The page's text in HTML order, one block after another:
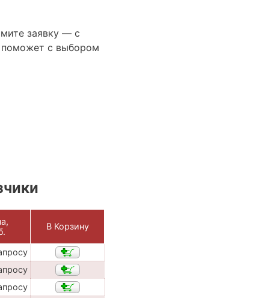
заявку — с
поможет с выбором
В Корзину